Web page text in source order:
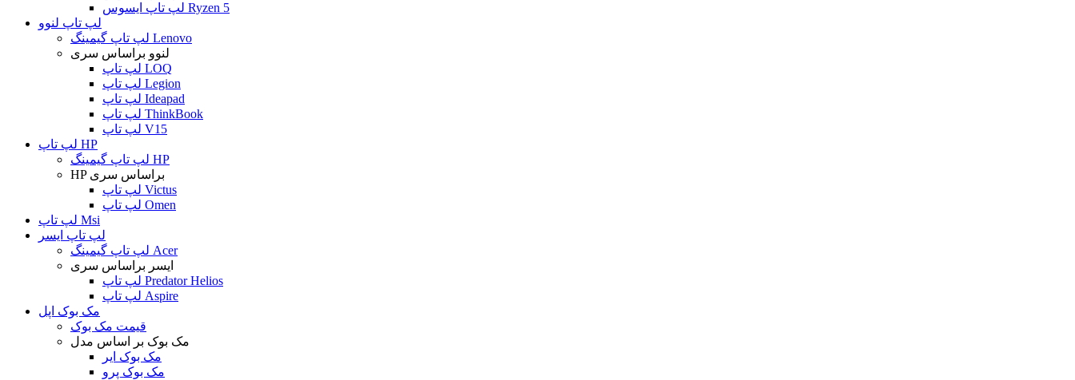
لپ تاپ ایسوس Ryzen 5
لپ تاپ لنوو
لپ تاپ گیمینگ Lenovo
لنوو براساس سری
لپ تاپ LOQ
لپ تاپ Legion
لپ تاپ Ideapad
لپ تاپ ThinkBook
لپ تاپ V15
لپ تاپ HP
لپ تاپ گیمینگ HP
HP براساس سری
لپ تاپ Victus
لپ تاپ Omen
لپ تاپ Msi
لپ تاپ ایسر
لپ تاپ گیمینگ Acer
ایسر براساس سری
لپ تاپ Predator Helios
لپ تاپ Aspire
مک بوک اپل
قیمت مک بوک
مک بوک بر اساس مدل
مک بوک ایر
مک بوک پرو